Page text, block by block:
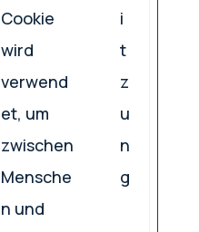
Cookie
wird
verwend
et, um
zwischen
Mensche
n und
i
t
z
u
n
g